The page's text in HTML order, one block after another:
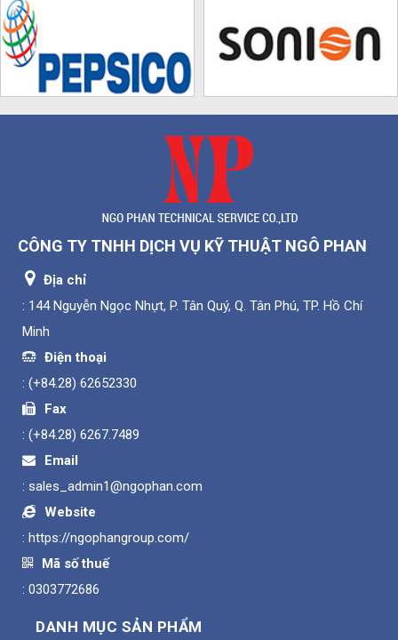
CÔNG TY TNHH DỊCH VỤ KỸ THUẬT NGÔ PHAN
Địa chỉ
: 144 Nguyễn Ngọc Nhựt, P. Tân Quý, Q. Tân Phú, TP. Hồ Chí
Minh
Điện thoại
: (+84.28) 62652330
Fax
: (+84.28) 6267.7489
Email
: sales_admin1@ngophan.com
Website
: https://ngophangroup.com/
Mã số thuế
: 0303772686
DANH MỤC SẢN PHẨM